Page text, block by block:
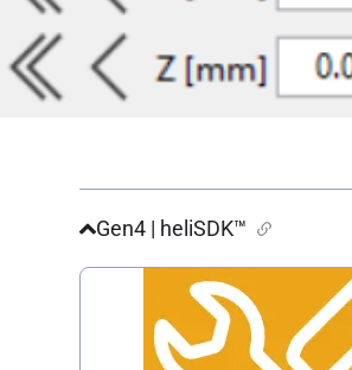
Gen4 | heliSDK™